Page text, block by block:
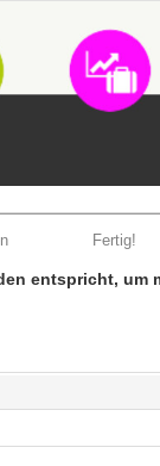
Fertig!
entspricht, um